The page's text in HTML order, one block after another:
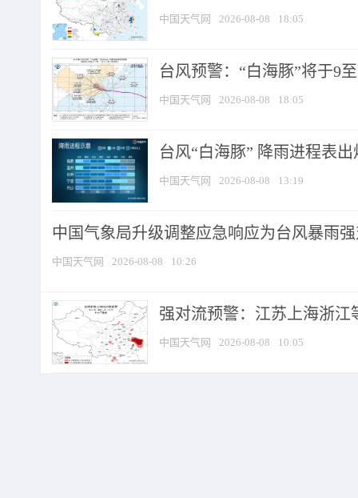
中国天气网 2026-08-08 18:05
台风预警：“白海豚”将于9
中国天气网 2026-08-08 18:05
台风“白海豚” 降雨进程表
中国天气网 2026-08-08 13:19
中国气象局升级调整应急响应为台风暴雨
中国天气网 2026-08-08 10:26
强对流预警：江苏上海浙江
中国天气网 2026-08-08 10:05